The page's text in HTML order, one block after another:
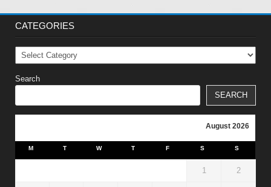
CATEGORIES
Categories
Search
SEARCH
August 2026
M T W T F S S
1 2